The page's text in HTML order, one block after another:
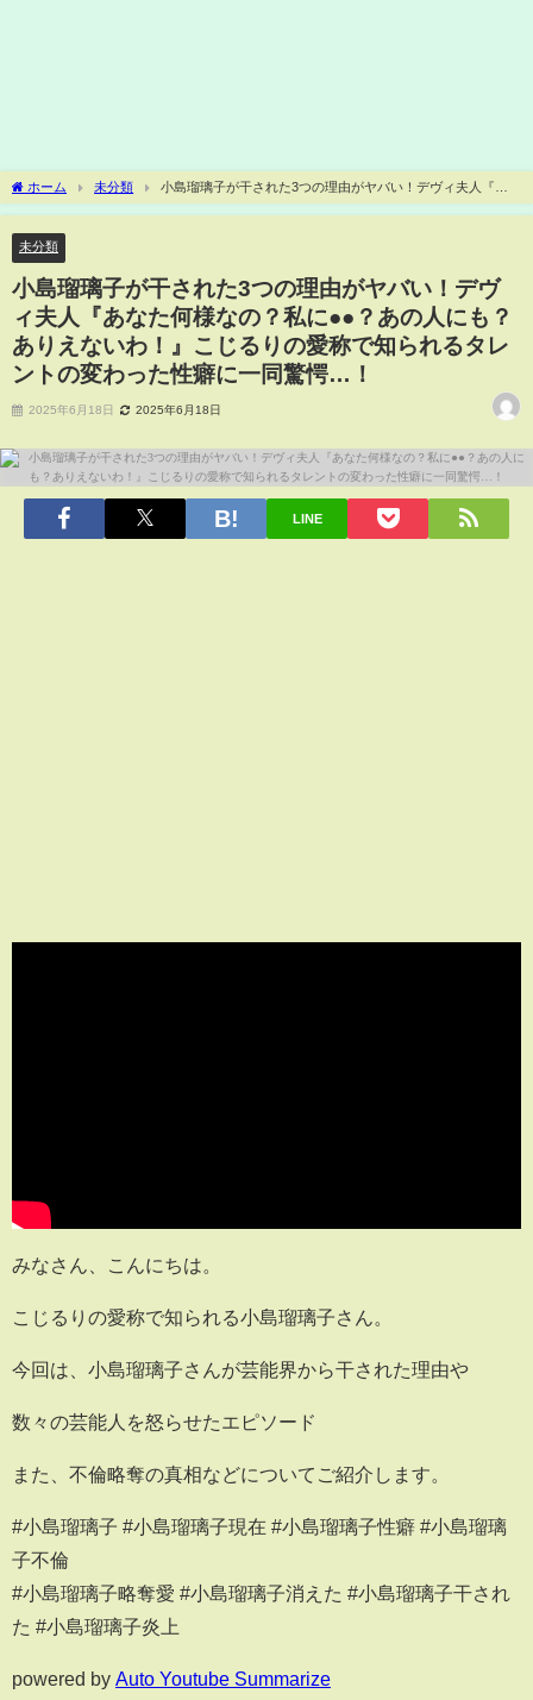
ホーム 未分類
小島瑠璃子が干された3つの理由がヤバい！デヴィ夫人『あ
なた何様なの？私に●●？あの人にも？ありえないわ！』こじるりの愛称で知られるタ
未分類
小島瑠璃子が干された3つの理由がヤバい！デヴ
ィ夫人『あなた何様なの？私に●●？あの人にも？
ありえないわ！』こじるりの愛称で知られるタレ
ントの変わった性癖に一同驚愕…！
2025年6月18日 2025年6月18日
LINE
みなさん、こんにちは。
こじるりの愛称で知られる小島瑠璃子さん。
今回は、小島瑠璃子さんが芸能界から干された理由や
数々の芸能人を怒らせたエピソード
また、不倫略奪の真相などについてご紹介します。
#小島瑠璃子 #小島瑠璃子現在 #小島瑠璃子性癖 #小島瑠璃
子不倫
#小島瑠璃子略奪愛 #小島瑠璃子消えた #小島瑠璃子干され
た #小島瑠璃子炎上
powered by Auto Youtube Summarize